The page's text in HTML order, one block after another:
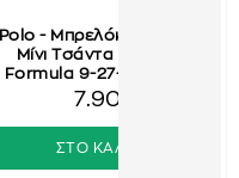
Polo - Μπρελόκ Clip & Zip,
Μίνι Τσάντα Ταξιδιού,
Formula 9-27-006-8473
7.90€
ΣΤΟ ΚΑΛΑΘΙ